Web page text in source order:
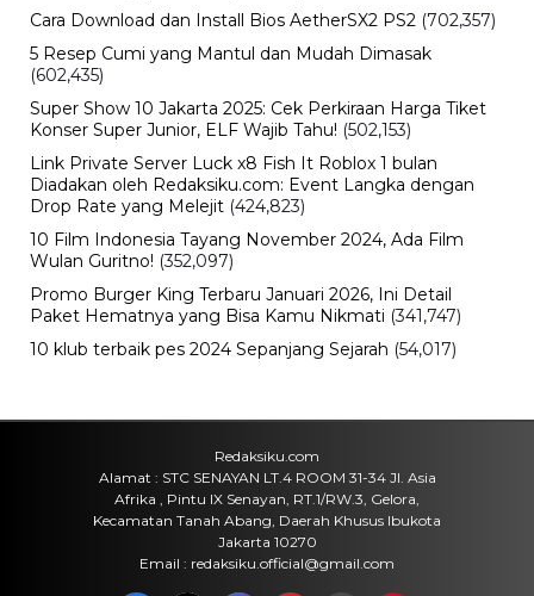
Cara Download dan Install Bios AetherSX2 PS2 (702,357)
5 Resep Cumi yang Mantul dan Mudah Dimasak
(602,435)
Super Show 10 Jakarta 2025: Cek Perkiraan Harga Tiket
Konser Super Junior, ELF Wajib Tahu! (502,153)
Link Private Server Luck x8 Fish It Roblox 1 bulan
Diadakan oleh Redaksiku.com: Event Langka dengan
Drop Rate yang Melejit (424,823)
10 Film Indonesia Tayang November 2024, Ada Film
Wulan Guritno! (352,097)
Promo Burger King Terbaru Januari 2026, Ini Detail
Paket Hematnya yang Bisa Kamu Nikmati (341,747)
10 klub terbaik pes 2024 Sepanjang Sejarah (54,017)
Redaksiku.com
Alamat : STC SENAYAN LT.4 ROOM 31-34 Jl. Asia
Afrika , Pintu IX Senayan, RT.1/RW.3, Gelora,
Kecamatan Tanah Abang, Daerah Khusus Ibukota
Jakarta 10270
Email : redaksiku.official@gmail.com